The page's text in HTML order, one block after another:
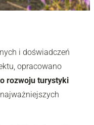
i doświadczeń
opracowano
rozwoju turystyki